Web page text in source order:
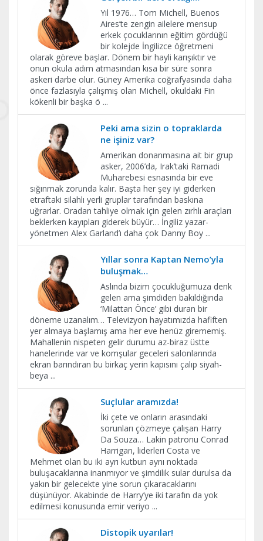
Yıl 1976… Tom Michell, Buenos
Aires’te zengin ailelere mensup
erkek çocuklarının eğitim gördüğü
bir kolejde İngilizce öğretmeni
olarak göreve başlar. Dönem bir hayli karışıktır ve
onun okula adım atmasından kısa bir süre sonra
askeri darbe olur. Güney Amerika coğrafyasında daha
önce fazlasıyla çalışmış olan Michell, okuldaki Fin
kökenli bir başka ö ...
Peki ama sizin o topraklarda
ne işiniz var?
Amerikan donanmasına ait bir grup
asker, 2006’da, Irak’taki Ramadi
Muharebesi esnasında bir eve
sığınmak zorunda kalır. Başta her şey iyi giderken
etraftaki silahlı yerli gruplar tarafından baskına
uğrarlar. Oradan tahliye olmak için gelen zırhlı araçları
beklerken kayıpları giderek büyür… İngiliz yazar-
yönetmen Alex Garland’ı daha çok Danny Boy ...
Yıllar sonra Kaptan Nemo’yla
buluşmak…
Aslında bizim çocukluğumuza denk
gelen ama şimdiden bakıldığında
‘Milattan Önce’ gibi duran bir
döneme uzanalım… Televizyon hayatımızda hafiften
yer almaya başlamış ama her eve henüz girememiş.
Mahallenin nispeten gelir durumu az-biraz üstte
hanelerinde var ve komşular geceleri salonlarında
ekran barındıran bu birkaç yerin kapısını çalıp siyah-
beya ...
Suçlular aramızda!
İki çete ve onların arasındaki
sorunları çözmeye çalışan Harry
Da Souza… Lakin patronu Conrad
Harrigan, liderleri Costa ve
Mehmet olan bu iki ayrı kutbun aynı noktada
buluşacaklarına inanmıyor ve şimdilik sular durulsa da
yakın bir gelecekte yine sorun çıkaracaklarını
düşünüyor. Akabinde de Harry’ye iki tarafın da yok
edilmesi konusunda emir veriyo ...
Distopik uyarılar!